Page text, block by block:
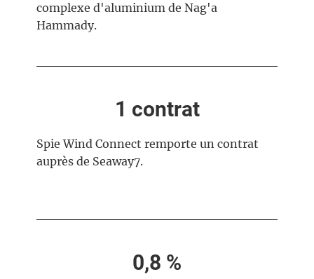
complexe d'aluminium de Nag'a
Hammady.
1 contrat
Spie Wind Connect remporte un contrat
auprès de Seaway7.
0,8 %